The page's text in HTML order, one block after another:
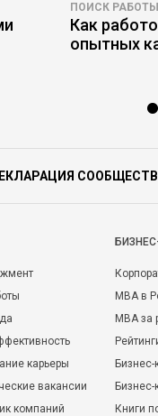
ПОИСК РАБОТЫ
Как
опытных
карьеры
вакансии
компаний
MBA в
MBA
Бизнес-
Книги